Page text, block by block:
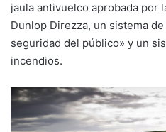
jaula antivuelco aprobada por
Dunlop Direzza, un sistema
seguridad del público» y un
incendios.